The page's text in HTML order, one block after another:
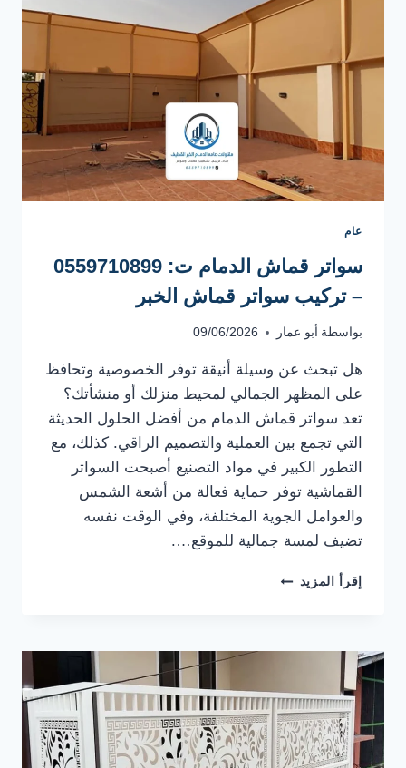
عام
سواتر قماش الدمام ت: 0559710899
– تركيب سواتر قماش الخبر
بواسطة أبو عمار 09/06/2026
هل تبحث عن وسيلة أنيقة توفر الخصوصية وتحافظ
على المظهر الجمالي لمحيط منزلك أو منشأتك؟
تعد سواتر قماش الدمام من أفضل الحلول الحديثة
التي تجمع بين العملية والتصميم الراقي. كذلك، مع
التطور الكبير في مواد التصنيع أصبحت السواتر
القماشية توفر حماية فعالة من أشعة الشمس
والعوامل الجوية المختلفة، وفي الوقت نفسه
تضيف لمسة جمالية للموقع….
إقرأ المزيد سواتر
0559710899
تركيب
سواتر
قماش
الخبر